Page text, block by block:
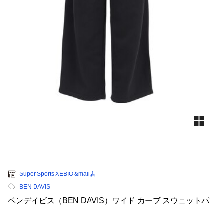
Super Sports XEBIO &mall店
BEN DAVIS
ベンデイビス（BEN DAVIS）ワイド カーブ スウェットパ